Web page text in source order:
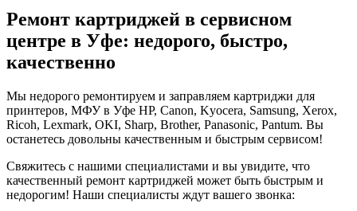
Ремонт картриджей в сервисном
центре в Уфе: недорого, быстро,
качественно
Мы недорого ремонтируем и заправляем картриджи для
принтеров, МФУ в Уфе HP, Canon, Kyocera, Samsung, Xerox,
Ricoh, Lexmark, OKI, Sharp, Brother, Panasonic, Pantum. Вы
останетесь довольны качественным и быстрым сервисом!
Свяжитесь с нашими специалистами и вы увидите, что
качественный ремонт картриджей может быть быстрым и
недорогим! Наши специалисты ждут вашего звонка: